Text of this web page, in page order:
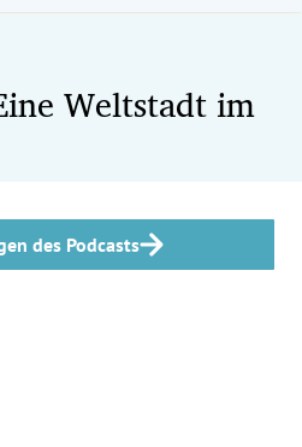
Weltstadt im
des Podcasts